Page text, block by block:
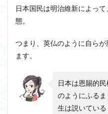
日本国民は明治維新によっ
態。
つまり、英仏のように自ら
ます。
日本は恩賜的
のようにふる
生は説いている